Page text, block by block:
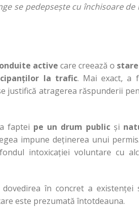
se pedepsește cu închisoare de
active care creează o
la trafic. Mai exact, a
justifică atragerea răspunderii
faptei pe un drum publicși
impune deținerea unui
intoxicației voluntare cu
dovedirea în concret a existenței
este prezumată întotdeauna.